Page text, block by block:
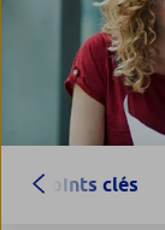
Points clés